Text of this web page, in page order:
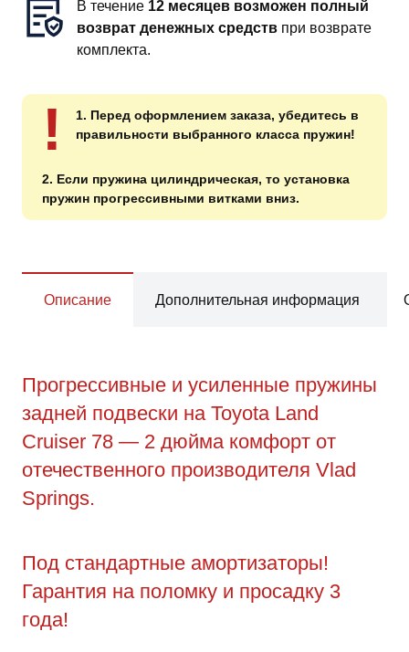
В течение 12 месяцев возможен полный
возврат денежных средств при возврате
комплекта.
!
1. Перед оформлением заказа, убедитесь в
правильности выбранного класса пружин!
2. Если пружина цилиндрическая, то установка
пружин прогрессивными витками вниз.
Описание Дополнительная информация
Прогрессивные и усиленные пружины
задней подвески на Toyota Land
Cruiser 78 — 2 дюйма комфорт от
отечественного производителя Vlad
Springs.
Под стандартные амортизаторы!
Гарантия на поломку и просадку 3
года!